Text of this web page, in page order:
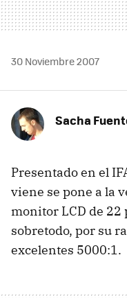
30 Noviembre 2007
Sacha
Presentado en el
viene se pone a la
monitor LCD de 22
sobretodo, por su
excelentes 5000:1.